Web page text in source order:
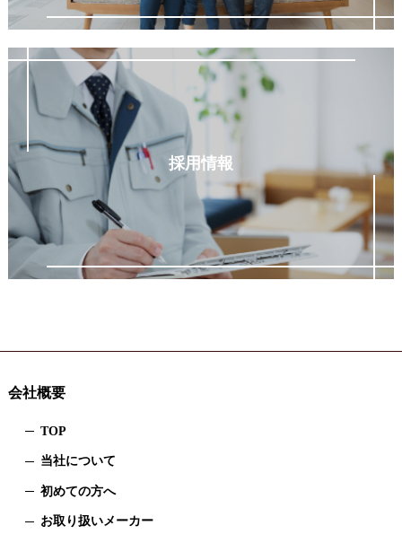
採用情報
会社概要
TOP
当社について
初めての方へ
お取り扱いメーカー